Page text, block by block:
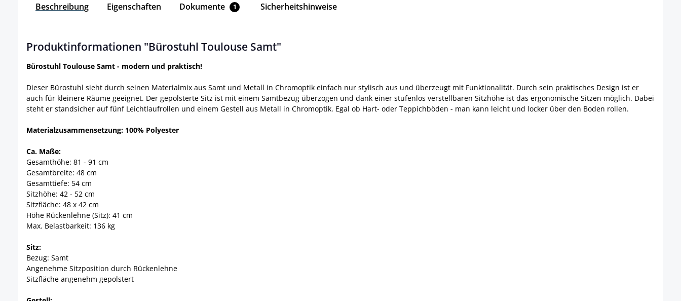
Beschreibung Eigenschaften Dokumente 1 Sicherheitshinweise
Produktinformationen "Bürostuhl Toulouse Samt"
Bürostuhl Toulouse Samt - modern und praktisch!
Dieser Bürostuhl sieht durch seinen Materialmix aus Samt und Metall in Chromoptik einfach nur stylisch aus und überzeugt mit Funktionalität. Durch sein praktisches Design ist er
auch für kleinere Räume geeignet. Der gepolsterte Sitz ist mit einem Samtbezug überzogen und dank einer stufenlos verstellbaren Sitzhöhe ist das ergonomische Sitzen möglich. Dabei
steht er standsicher auf fünf Leichtlaufrollen und einem Gestell aus Metall in Chromoptik. Egal ob Hart- oder Teppichböden - man kann leicht und locker über den Boden rollen.
Materialzusammensetzung: 100% Polyester
Ca. Maße:
Gesamthöhe: 81 - 91 cm
Gesamtbreite: 48 cm
Gesamttiefe: 54 cm
Sitzhöhe: 42 - 52 cm
Sitzfläche: 48 x 42 cm
Höhe Rückenlehne (Sitz): 41 cm
Max. Belastbarkeit: 136 kg
Sitz:
Bezug: Samt
Angenehme Sitzposition durch Rückenlehne
Sitzfläche angenehm gepolstert